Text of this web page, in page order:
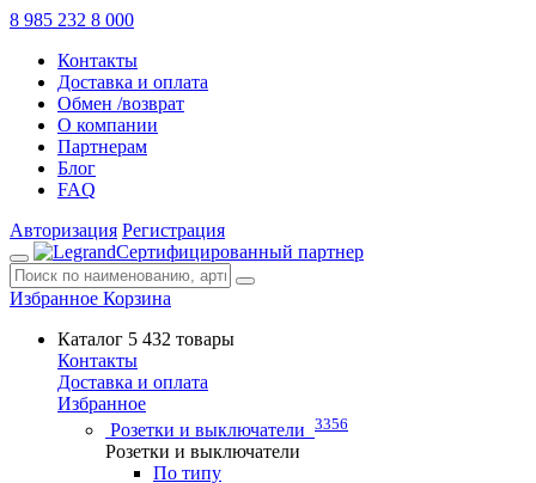
8 985 232 8 000
Контакты
Доставка и оплата
Обмен /возврат
О компании
Партнерам
Блог
FAQ
Авторизация Регистрация
Сертифицированный партнер
Избранное Корзина
Каталог 5 432 товары
Контакты
Доставка и оплата
Избранное
Розетки и выключатели 3356
Розетки и выключатели
По типу